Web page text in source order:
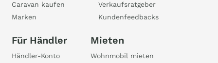
Caravan kaufen
Marken
Verkaufsratgeber
Kundenfeedbacks
Für Händler
Händler-Konto
Mieten
Wohnmobil mieten